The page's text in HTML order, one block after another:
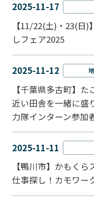
2025-11-17
【11/22(土)・23(日
しフェア2025
2025-11-12
【千葉県多古町】
近い田舎を一緒に盛
力隊インターン参加
2025-11-11
【鴨川市】かもく
仕事探し！カモワー